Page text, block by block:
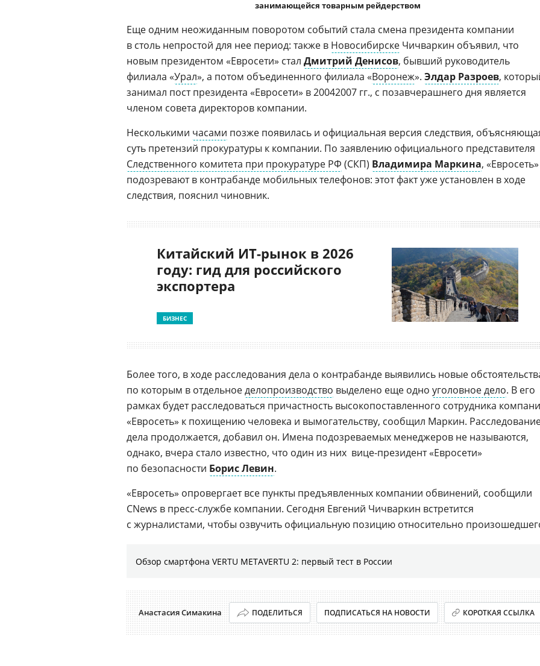
занимающейся товарным рейдерством
Еще одним неожиданным поворотом событий стала смена президента компании
в столь непростой для нее период: также в Новосибирске Чичваркин объявил, что
новым президентом «Евросети» стал Дмитрий Денисов, бывший руководитель
филиала «Урал», а потом объединенного филиала «Воронеж». Элдар Разроев,
занимал пост президента «Евросети» в 20042007 гг., с позавчерашнего дня является
членом совета директоров компании.
Несколькими часами позже появилась и официальная версия следствия,
суть претензий прокуратуры к компании. По заявлению официального представителя
Следственного комитета при прокуратуре РФ (СКП) Владимира Маркина, «Евросеть»
подозревают в контрабанде мобильных телефонов: этот факт уже установлен в ходе
следствия, пояснил чиновник.
Китайский ИТ-рынок в 2026
году: гид для российского
экспортера
БИЗНЕС
Более того, в ходе расследования дела о контрабанде выявились новые
по которым в отдельноеделопроизводство выделено еще одно уголовное дело. В его
рамках будет расследоваться причастность высокопоставленного сотрудника
«Евросеть» к похищению человека и вымогательству, сообщил Маркин.
дела продолжается, добавил он. Имена подозреваемых менеджеров не называются,
однако, вчера стало известно, что один из них  вице-президент«Евросети»
по безопасности Борис Левин.
«Евросеть» опровергает все пункты предъявленных компании обвинений, сообщили
CNews в пресс-службе компании. Сегодня Евгений Чичваркин встретится
с журналистами, чтобы озвучить официальную позицию относительно
Обзор смартфона VERTU METAVERTU 2: первый тест в России
Анастасия Симакина ПОДЕЛИТЬСЯ ПОДПИСАТЬСЯ НА НОВОСТИ КОРОТКАЯ ССЫЛКА